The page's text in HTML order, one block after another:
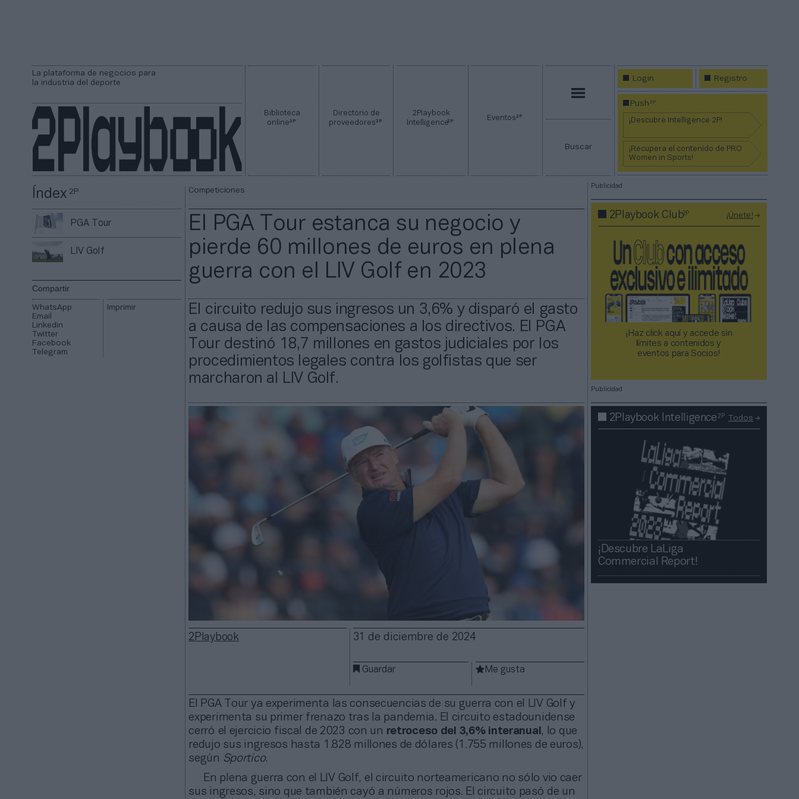
La plataforma de negocios para
la industria del deporte
Biblioteca
online2P
Directorio de
proveedores2P
2Playbook
Intelligence2P Eventos2P
Buscar
Login Registro
Push2P
¡Descubre Intelligence 2P!
¡Recupera el contenido de PRO
Women in Sports!
Índex2P
PGA Tour
LIV Golf
Compartir
WhatsApp
Email
Linkedin
Twitter
Facebook
Telegram
Imprimir
Competiciones
El PGA Tour estanca su negocio y
pierde 60 millones de euros en plena
guerra con el LIV Golf en 2023
El circuito redujo sus ingresos un 3,6% y disparó el gasto
a causa de las compensaciones a los directivos. El PGA
Tour destinó 18,7 millones en gastos judiciales por los
procedimientos legales contra los golfistas que ser
marcharon al LIV Golf.
2Playbook 31 de diciembre de 2024
Guardar Me gusta
El PGA Tour ya experimenta las consecuencias de su guerra con el LIV Golf y
experimenta su primer frenazo tras la pandemia. El circuito estadounidense
cerró el ejercicio fiscal de 2023 con un retroceso del 3,6% interanual , lo que
redujo sus ingresos hasta 1.828 millones de dólares (1.755 millones de euros),
según Sportico.
En plena guerra con el LIV Golf, el circuito norteamericano no sólo vio caer
sus ingresos, sino que también cayó a números rojos. El circuito pasó de un
Publicidad
2Playbook Club2P ¡Únete!
¡Haz click aquí y accede sin
límites a contenidos y
eventos para Socios!​​​​​​​
Publicidad
2Playbook Intelligence2P Todos
¡Descubre LaLiga
Commercial Report!​​